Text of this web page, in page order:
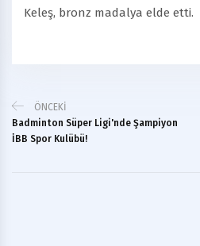
Keleş, bronz madalya elde etti.
ÖNCEKI
Badminton Süper Ligi'nde Şampiyon
İBB Spor Kulübü!